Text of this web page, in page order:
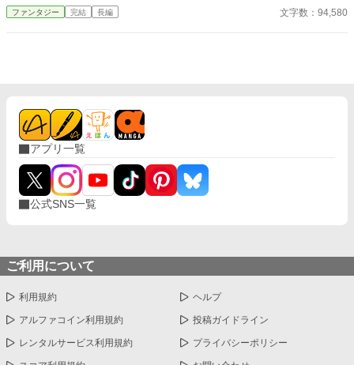
したい」 「その願い叶えて差し上げましょう！」 「えっ、いい
の？」 転生特典として与えられたのは〈子育て〉スキル。それ
ファンタジー 完結 長編 文字数：94,580
アプリ一覧
公式SNS一覧
ご利用について
利用規約 ヘルプ
アルファコイン利用規約 投稿ガイドライン
レンタルサービス利用規約 プライバシーポリシー